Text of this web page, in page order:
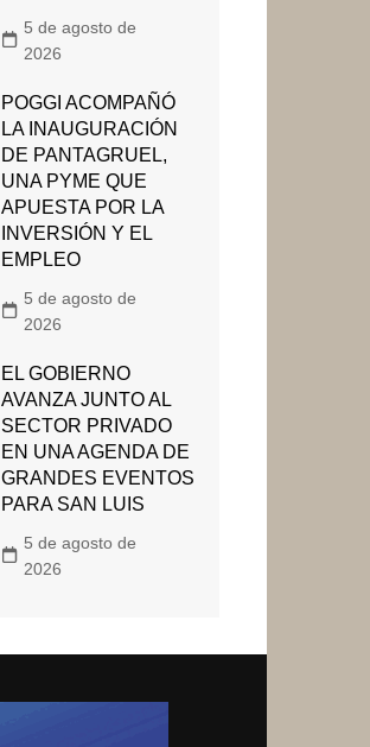
5 de agosto de
2026
POGGI ACOMPAÑÓ
LA INAUGURACIÓN
DE PANTAGRUEL,
UNA PYME QUE
APUESTA POR LA
INVERSIÓN Y EL
EMPLEO
5 de agosto de
2026
EL GOBIERNO
AVANZA JUNTO AL
SECTOR PRIVADO
EN UNA AGENDA DE
GRANDES EVENTOS
PARA SAN LUIS
5 de agosto de
2026